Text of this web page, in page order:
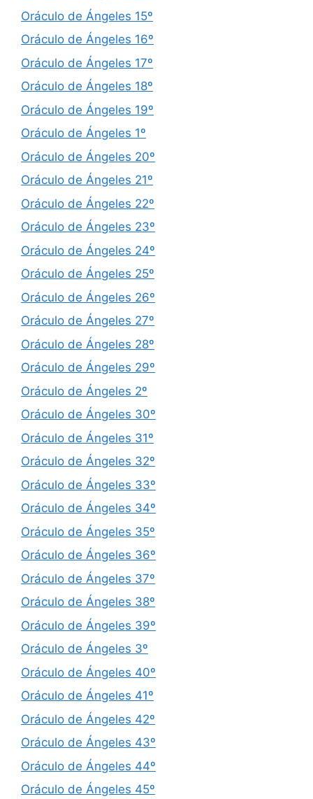
Oráculo de Ángeles 15º
Oráculo de Ángeles 16º
Oráculo de Ángeles 17º
Oráculo de Ángeles 18º
Oráculo de Ángeles 19º
Oráculo de Ángeles 1º
Oráculo de Ángeles 20º
Oráculo de Ángeles 21º
Oráculo de Ángeles 22º
Oráculo de Ángeles 23º
Oráculo de Ángeles 24º
Oráculo de Ángeles 25º
Oráculo de Ángeles 26º
Oráculo de Ángeles 27º
Oráculo de Ángeles 28º
Oráculo de Ángeles 29º
Oráculo de Ángeles 2º
Oráculo de Ángeles 30º
Oráculo de Ángeles 31º
Oráculo de Ángeles 32º
Oráculo de Ángeles 33º
Oráculo de Ángeles 34º
Oráculo de Ángeles 35º
Oráculo de Ángeles 36º
Oráculo de Ángeles 37º
Oráculo de Ángeles 38º
Oráculo de Ángeles 39º
Oráculo de Ángeles 3º
Oráculo de Ángeles 40º
Oráculo de Ángeles 41º
Oráculo de Ángeles 42º
Oráculo de Ángeles 43º
Oráculo de Ángeles 44º
Oráculo de Ángeles 45º